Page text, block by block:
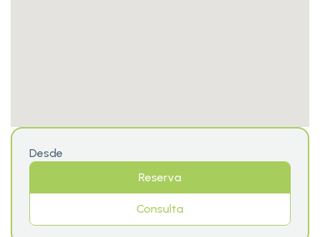
Desde
Reserva
Consulta